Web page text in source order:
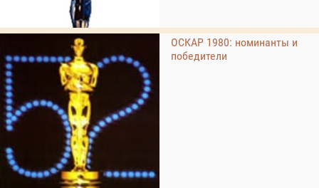
ОСКАР 1980: номинанты и
победители